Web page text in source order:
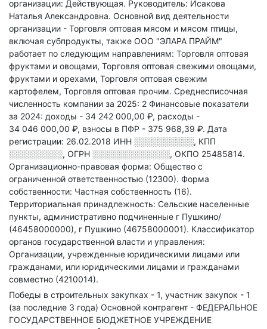
организации: Действующая. Руководитель: Исакова
Наталья Александровна. Основной вид деятельности
организации - Торговля оптовая мясом и мясом птицы,
включая субпродукты, также ООО "ЭЛАРА ПРАЙМ"
работает по следующим направлениям: Торговля оптовая
фруктами и овощами, Торговля оптовая свежими овощами,
фруктами и орехами, Торговля оптовая свежим
картофелем, Торговля оптовая прочим. Среднесписочная
численность компании за 2025: 2 Финансовые показатели
за 2024: доходы - 34 242 000,00 ₽, расходы -
34 046 000,00 ₽, взносы в ПФР - 375 968,39 ₽. Дата
регистрации: 26.02.2018 ИНН ░░░░░░░░░░, КПП
░░░░░░░░░, ОГРН ░░░░░░░░░░░░░, ОКПО 25485814.
Организационно-правовая форма: Общество с
ограниченной ответственностью (12300). Форма
собственности: Частная собственность (16).
Территориальная принадлежность: Сельские населенные
пункты, административно подчиненные г Пушкино/
(46458000000), г Пушкино (46758000001). Классификатор
органов государственной власти и управления:
Организации, учрежденные юридическими лицами или
гражданами, или юридическими лицами и гражданами
совместно (4210014).
Победы в строительных закупках - 1, участник закупок - 1
(за последние 3 года) Основной контрагент - ФЕДЕРАЛЬНОЕ
ГОСУДАРСТВЕННОЕ БЮДЖЕТНОЕ УЧРЕЖДЕНИЕ